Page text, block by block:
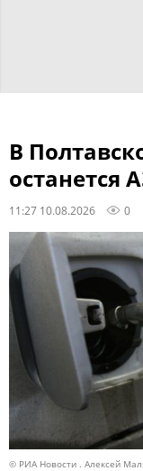
В
останется
11:27 10.08.2026 0
© РИА Новости . Алексей